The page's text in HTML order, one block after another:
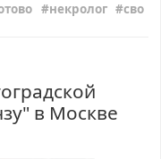
некролог сво
в Москве